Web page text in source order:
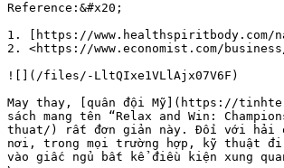
Reference:&#x20;
1. [https://www.healthspiritbody.com/
2. <https://www.economist.com/
![](/files/-LltQIxe1VLlAjx07V6F)
May thay, [quân đội Mỹ](https://
sách mang tên “Relax and Win:
thuat/) rất đơn giản này. Đối với hải
nơi, trong mọi trường hợp, kỹ thuật đi
vào giấc ngủ bất kể điều kiện xung